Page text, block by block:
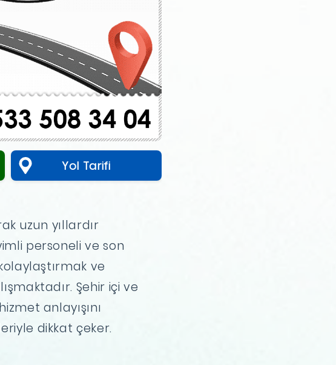
Yol Tarifi
uzun yıllardır
personeli ve son
ve
Şehir içi ve
anlayışını
dikkat çeker.